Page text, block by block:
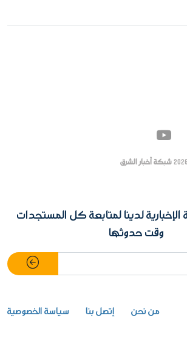
2026شبكة أخبار الشرق
لدينا لمتابعة كل المستجدات
وقت حدوثها
من نحن إتصل بنا سياسة الخصوصية